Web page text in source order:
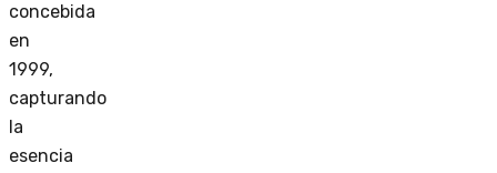
concebida
en
1999,
capturando
la
esencia